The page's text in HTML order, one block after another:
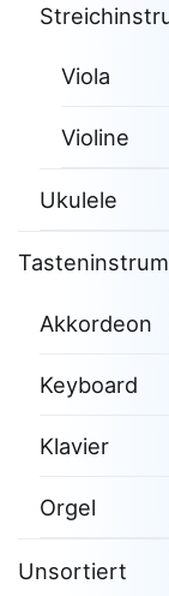
Viola
Violine
Ukulele
Akkordeon
Keyboard
Klavier
Orgel
Unsortiert